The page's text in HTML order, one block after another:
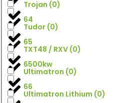
Trojan (0)
Tudor (0)
TXT48 / RXV (0)
Ultimatron (0)
Ultimatron Lithium (0)
64
65
6500kw
66